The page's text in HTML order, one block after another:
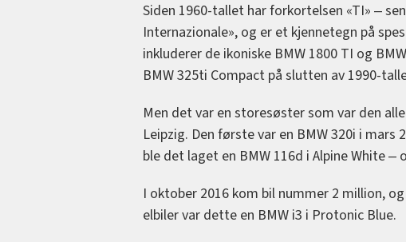
Siden 1960-tallet har forkortelsen «TI» ‒
Internazionale», og er et kjennetegn på
inkluderer de ikoniske BMW 1800 TI og
BMW 325ti Compact på slutten av 1990-
Men det var en storesøster som var den
Leipzig. Den første var en BMW 320i i mars
ble det laget en BMW 116d i Alpine White
I oktober 2016 kom bil nummer 2 million,
elbiler var dette en BMW i3 i Protonic Blue.